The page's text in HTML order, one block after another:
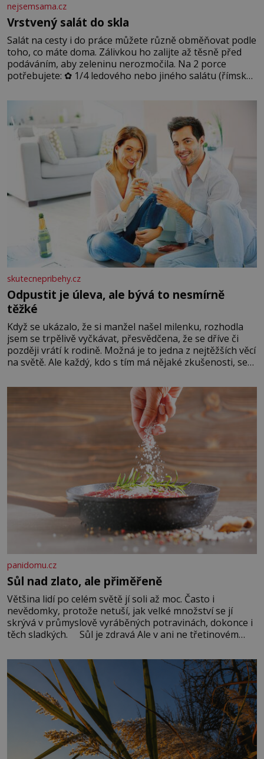
nejsemsama.cz
Vrstvený salát do skla
Salát na cesty i do práce můžete různě obměňovat podle
toho, co máte doma. Zálivkou ho zalijte až těsně před
podáváním, aby zeleninu nerozmočila. Na 2 porce
potřebujete: ✿ 1/4 ledového nebo jiného salátu (římský
okurky ✿ 2 rajčata Zálivka: ✿ 4 lžíce olivového oleje ✿ 1
lžíci citronové šťávy ✿ ½ stroužku
skutecnepribehy.cz
Odpustit je úleva, ale bývá to nesmírně
těžké
Když se ukázalo, že si manžel našel milenku, rozhodla
jsem se trpělivě vyčkávat, přesvědčena, že se dříve či
později vrátí k rodině. Možná je to jedna z nejtěžších věcí
na světě. Ale každý, kdo s tím má nějaké zkušenosti, se
Když se ke mně doneslo, že si manžel pořídil milenku,
panidomu.cz
Sůl nad zlato, ale přiměřeně
Většina lidí po celém světě jí soli až moc. Často i
nevědomky, protože netuší, jak velké množství se jí
skrývá v průmyslově vyráběných potravinách, dokonce i
těch sladkých. Sůl je zdravá Ale v ani ne třetinovém
základní složky– sodík a chlór – jsou zásadní pro
správné hospodaření